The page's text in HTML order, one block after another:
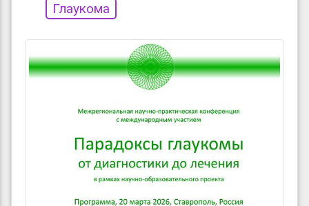
Глаукома